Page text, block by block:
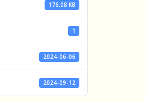
176.08 KB
1
2024-06-06
2024-09-12